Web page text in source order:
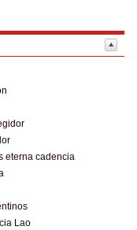
eterna cadencia
Lao